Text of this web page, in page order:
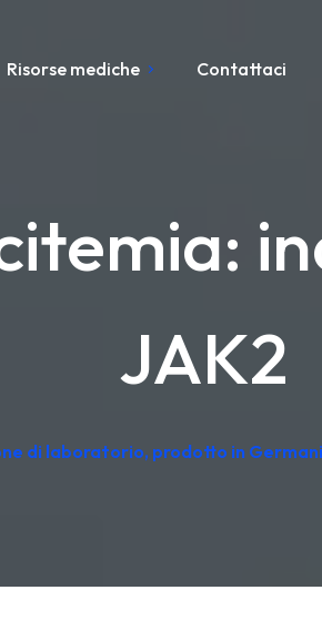
Risorse mediche Contattaci
JAK2
di laboratorio, prodotto in